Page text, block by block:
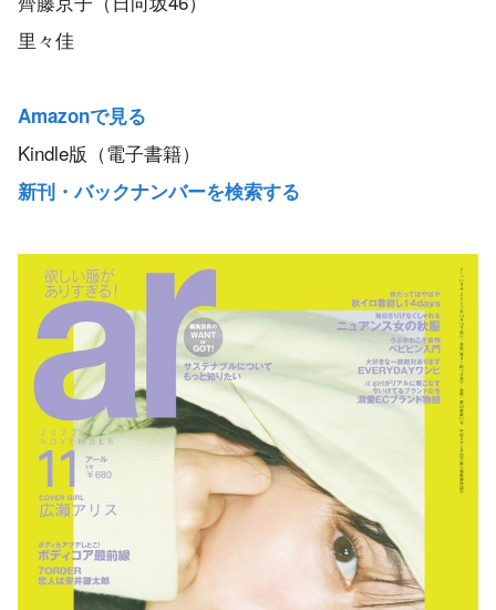
里々佳
Amazonで見る
Kindle版（電子書籍）
新刊・バックナンバーを検索する